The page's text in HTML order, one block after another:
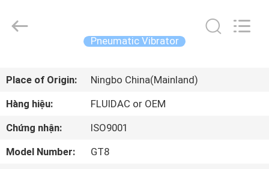
CHỦ
CÁC
SẢN
FLUID
AUTOMATIC
Pneumatic Vibrator
Place of Origin:
Ningbo China(Mainland)
Hàng hiệu:
FLUIDAC or OEM
Chứng nhận:
ISO9001
Model Number:
GT8